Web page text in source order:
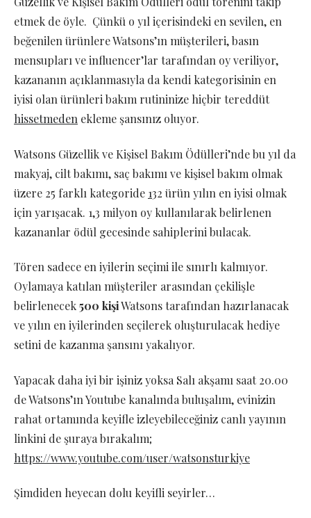
etmek de öyle. Çünkü o yıl içerisindeki en sevilen, en
beğenilen ürünlere Watsons’ın müşterileri, basın
mensupları ve influencer’lar tarafından oy veriliyor,
kazananın açıklanmasıyla da kendi kategorisinin en
iyisi olan ürünleri bakım rutininize hiçbir tereddüt
hissetmeden ekleme şansınız oluyor.
Watsons Güzellik ve Kişisel Bakım Ödülleri’nde bu yıl da
makyaj, cilt bakımı, saç bakımı ve kişisel bakım olmak
üzere 25 farklı kategoride 132 ürün yılın en iyisi olmak
için yarışacak. 1,3 milyon oy kullanılarak belirlenen
kazananlar ödül gecesinde sahiplerini bulacak.
Tören sadece en iyilerin seçimi ile sınırlı kalmıyor.
Oylamaya katılan müşteriler arasından çekilişle
belirlenecek500 kişiWatsons tarafından hazırlanacak
ve yılın en iyilerinden seçilerek oluşturulacak hediye
setini de kazanma şansını yakalıyor.
Yapacak daha iyi bir işiniz yoksa Salı akşamı saat 20.00
de Watsons’ın Youtube kanalında buluşalım, evinizin
rahat ortamında keyifle izleyebileceğiniz canlı yayının
linkini de şuraya bırakalım;
https://www.youtube.com/user/watsonsturkiye
Şimdiden heyecan dolu keyifli seyirler…